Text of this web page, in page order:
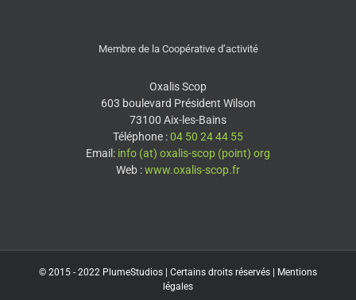
Membre de la Coopérative d’activité
Oxalis Scop
603 boulevard Président Wilson
73100 Aix-les-Bains
Téléphone :04 50 24 44 55
Email: info (at) oxalis-scop (point) org
Web :www.oxalis-scop.fr
© 2015 - 2022 PlumeStudios | Certains droits réservés | Mentions
légales